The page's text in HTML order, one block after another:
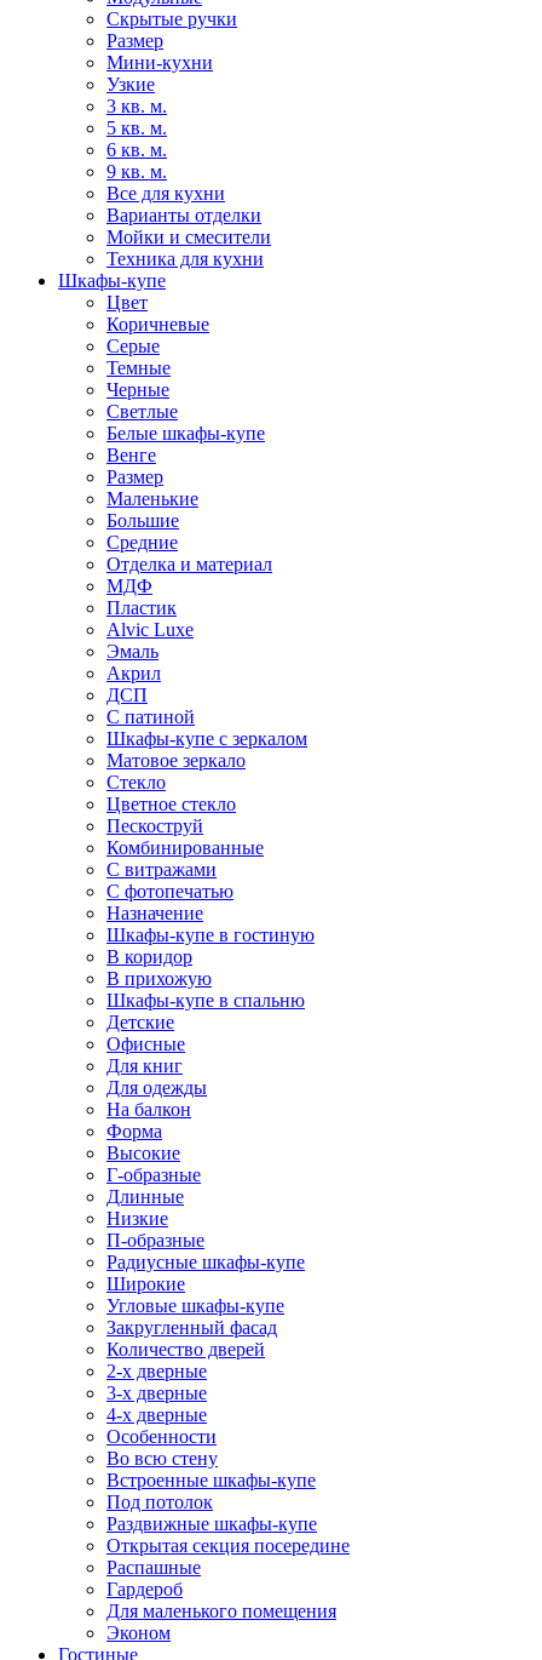
Скрытые ручки
Размер
Мини-кухни
Узкие
3 кв. м.
5 кв. м.
6 кв. м.
9 кв. м.
Все для кухни
Варианты отделки
Мойки и смесители
Техника для кухни
Шкафы-купе
Цвет
Коричневые
Серые
Темные
Черные
Светлые
Белые шкафы-купе
Венге
Размер
Маленькие
Большие
Средние
Отделка и материал
МДФ
Пластик
Alvic Luxe
Эмаль
Акрил
ДСП
С патиной
Шкафы-купе с зеркалом
Матовое зеркало
Стекло
Цветное стекло
Пескоструй
Комбинированные
С витражами
С фотопечатью
Назначение
Шкафы-купе в гостиную
В коридор
В прихожую
Шкафы-купе в спальню
Детские
Офисные
Для книг
Для одежды
На балкон
Форма
Высокие
Г-образные
Длинные
Низкие
П-образные
Радиусные шкафы-купе
Широкие
Угловые шкафы-купе
Закругленный фасад
Количество дверей
2-х дверные
3-х дверные
4-х дверные
Особенности
Во всю стену
Встроенные шкафы-купе
Под потолок
Раздвижные шкафы-купе
Открытая секция посередине
Распашные
Гардероб
Для маленького помещения
Эконом
Гостиные